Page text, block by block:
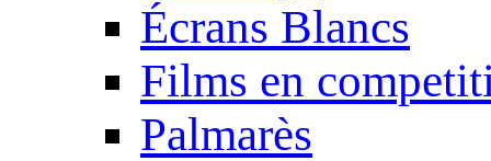
Écrans Blancs
Films en
Palmarès